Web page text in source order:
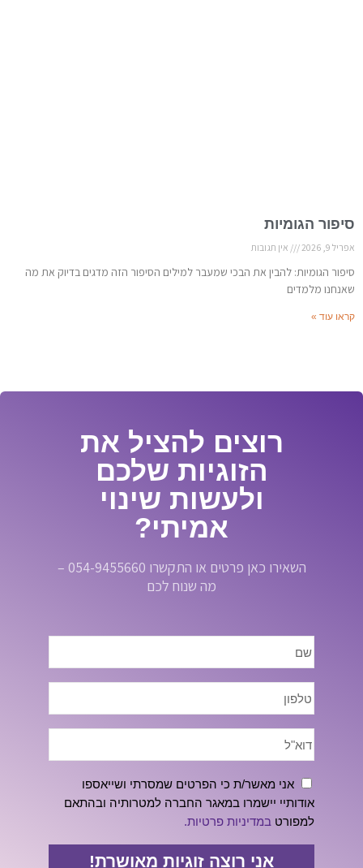
סיפור הגומיות
אפריל 9, 2026 אין תגובות
סיפור הגומיות: להבין את הבכי שמעבר למילים הסיפור הזה מדגים בדיוק את מה
שאנחנו מלמדים
קראו עוד »
רוצים להציל את
הזוגיות שלכם
ולעשות שינוי
אמיתי?
השאירו כאן פרטים או התקשרו 054-9455660 –
מה שנוח לכם
אני מאשר/ת כי הפרטים שמסרתי ושייאספו
אודותיי יישמרו במאגר החברה למטרותיה ובהתאם
למפורט במדיניות פרטיות.
אני רוצה זוגיות מאושרת!